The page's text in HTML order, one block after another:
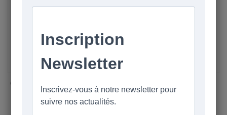
CHARM VERRE DE MURANO
ROSE ONDULÉ FANTAISIE
39,00 €
ARGENT